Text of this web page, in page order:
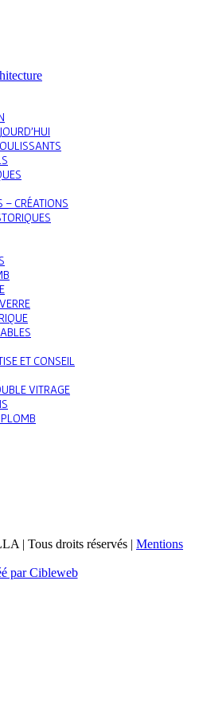
– CRÉATIONS
ET CONSEIL
VITRAGE
| Tous droits réservés | Mentions
par Cibleweb